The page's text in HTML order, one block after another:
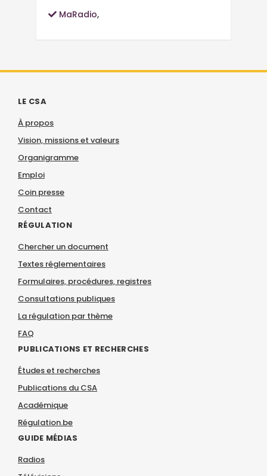
MaRadio,
LE CSA
À propos
Vision, missions et valeurs
Organigramme
Emploi
Coin presse
Contact
RÉGULATION
Chercher un document
Textes réglementaires
Formulaires, procédures, registres
Consultations publiques
La régulation par thème
FAQ
PUBLICATIONS ET RECHERCHES
Études et recherches
Publications du CSA
Académique
Régulation.be
GUIDE MÉDIAS
Radios